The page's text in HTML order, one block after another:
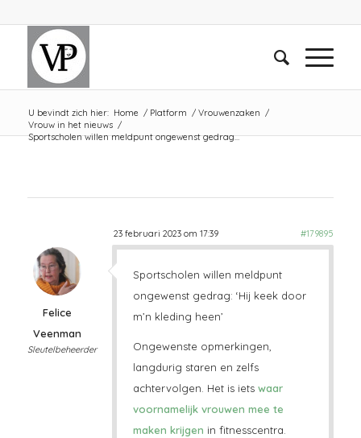
U bevindt zich hier: Home / Platform / Vrouwenzaken /
Vrouw in het nieuws /
Sportscholen willen meldpunt ongewenst gedrag…
23 februari 2023 om 17:39 #179895
Felice
Veenman
Sleutelbeheerder
Sportscholen willen meldpunt
ongewenst gedrag: ‘Hij keek door
m’n kleding heen’
Ongewenste opmerkingen,
langdurig staren en zelfs
achtervolgen. Het is iets waar
voornamelijk vrouwen mee te
maken krijgen in fitnesscentra.